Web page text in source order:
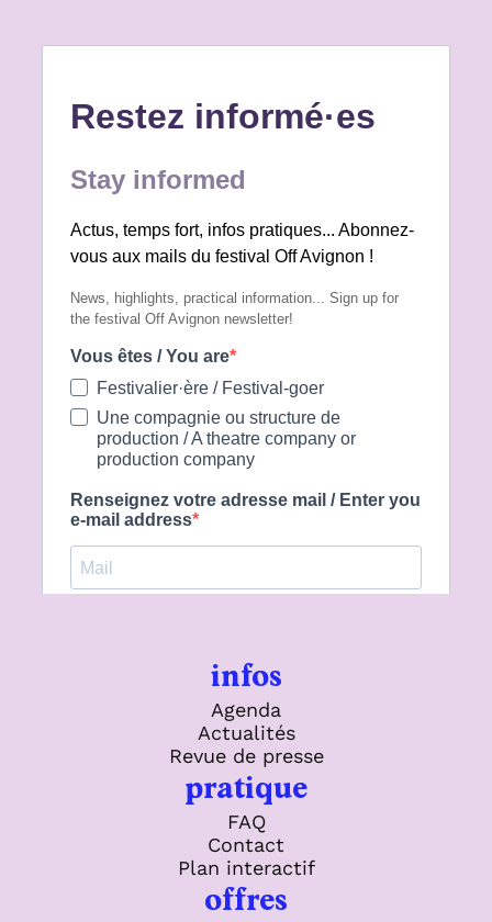
infos
Agenda
Actualités
Revue de presse
pratique
FAQ
Contact
Plan interactif
offres